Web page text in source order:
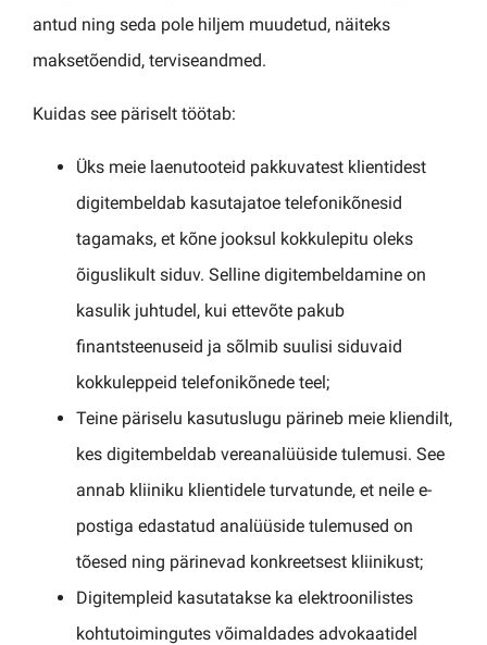
antud ning seda pole hiljem muudetud, näiteks
maksetõendid, terviseandmed.
Kuidas see päriselt töötab:
Üks meie laenutooteid pakkuvatest klientidest
digitembeldab kasutajatoe telefonikõnesid
tagamaks, et kõne jooksul kokkulepitu oleks
õiguslikult siduv. Selline digitembeldamine on
kasulik juhtudel, kui ettevõte pakub
finantsteenuseid ja sõlmib suulisi siduvaid
kokkuleppeid telefonikõnede teel;
Teine päriselu kasutuslugu pärineb meie kliendilt,
kes digitembeldab vereanalüüside tulemusi. See
annab kliiniku klientidele turvatunde, et neile e-
postiga edastatud analüüside tulemused on
tõesed ning pärinevad konkreetsest kliinikust;
Digitempleid kasutatakse ka elektroonilistes
kohtutoimingutes võimaldades advokaatidel